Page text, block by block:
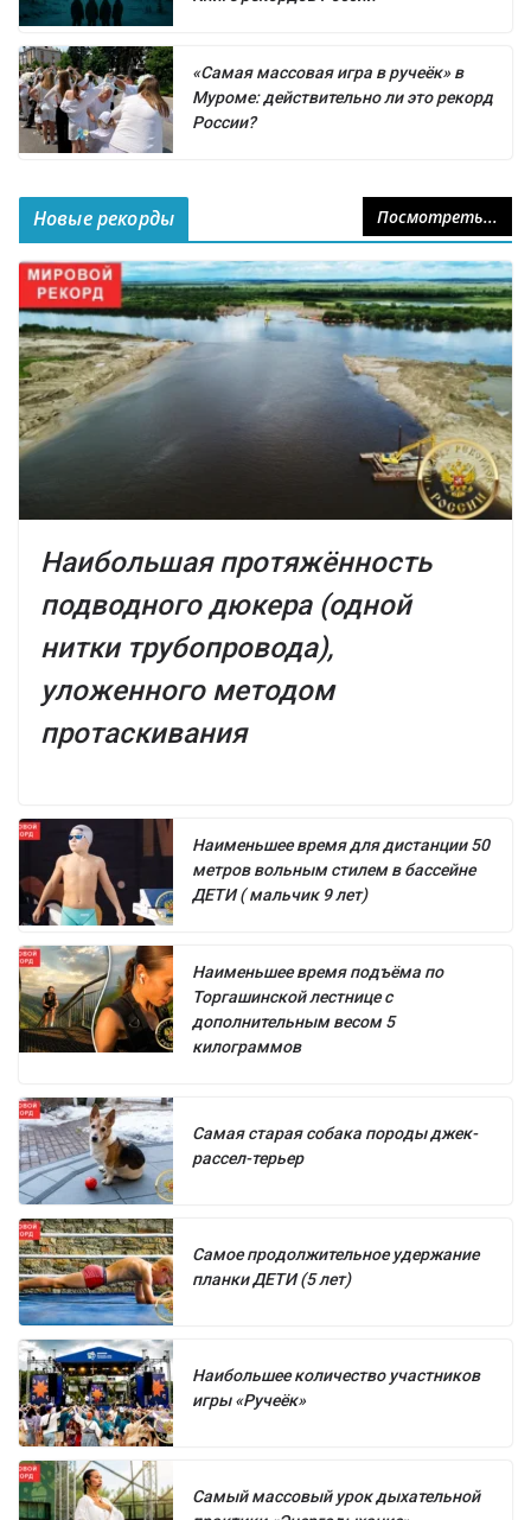
«Самая массовая игра в ручеёк» в
Муроме: действительно ли это рекорд
России?
Новые рекорды Посмотреть...
Наибольшая протяжённость
подводного дюкера (одной
нитки трубопровода),
уложенного методом
протаскивания
Наименьшее время для дистанции 50
метров вольным стилем в бассейне
ДЕТИ ( мальчик 9 лет)
Наименьшее время подъёма по
Торгашинской лестнице с
дополнительным весом 5
килограммов
Самая старая собака породы джек-
рассел-терьер
Самое продолжительное удержание
планки ДЕТИ (5 лет)
Наибольшее количество участников
игры «Ручеёк»
Самый массовый урок дыхательной